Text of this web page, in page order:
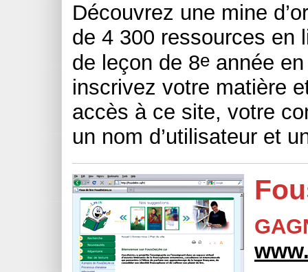
Découvrez une mine
de 4 300 ressources en
de leçon de 8e année
inscrivez votre matière
accès à ce site, votre
un nom d’utilisateur et